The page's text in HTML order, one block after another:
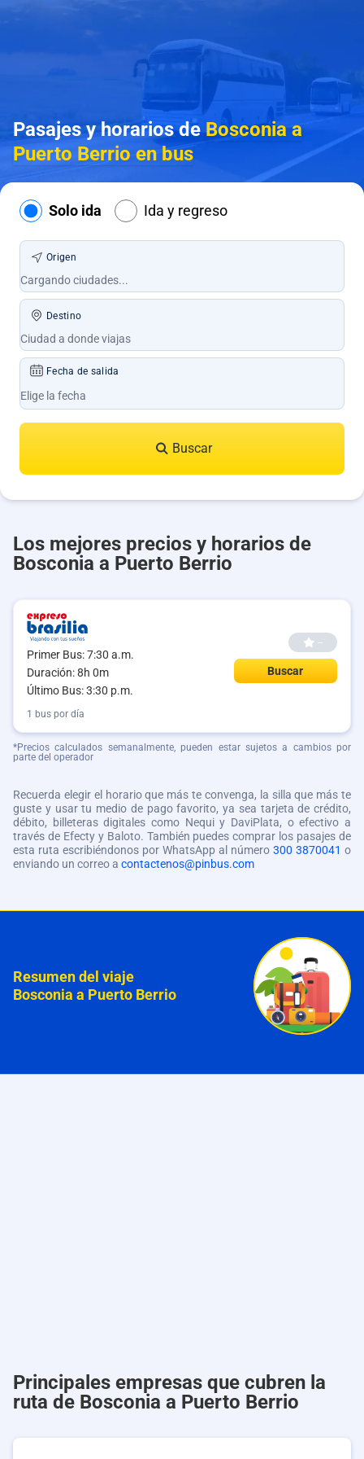
Pasajes y horarios deBosconia a
Puerto Berrio en bus
Solo ida Ida y regreso
Origen
Destino
Fecha de salida
Buscar
Los mejores precios y horarios de
Bosconia a Puerto Berrio
Primer Bus: 7:30 a.m.
Duración: 8h 0m
Último Bus: 3:30 p.m.
--
Buscar
1 bus por día
*Precios calculados semanalmente, pueden estar sujetos a cambios por
parte del operador
Recuerda elegir el horario que más te convenga, la silla que más te
guste y usar tu medio de pago favorito, ya sea tarjeta de crédito,
débito, billeteras digitales como Nequi y DaviPlata, o efectivo a
través de Efecty y Baloto. También puedes comprar los pasajes de
esta ruta escribiéndonos por WhatsApp al número 300 3870041 o
enviando un correo a contactenos@pinbus.com
Resumen del viaje
Bosconia a Puerto Berrio
Principales empresas que cubren la
ruta de Bosconia a Puerto Berrio